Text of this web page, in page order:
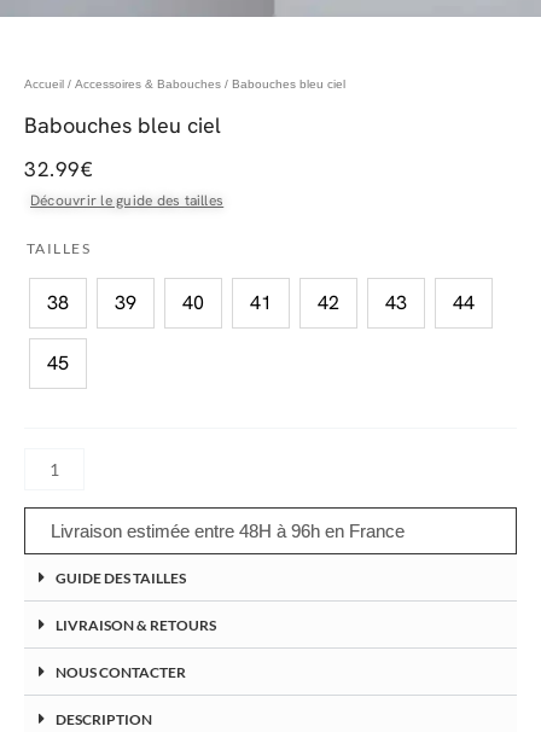
Accueil / Accessoires & Babouches / Babouches bleu ciel
Babouches bleu ciel
32.99€
Découvrir le guide des tailles
TAILLES
38 39 40 41 42 43 44
45
quantité
de
Babouches
bleu
ciel
Livraison estimée entre 48H à 96h en France
GUIDE DES TAILLES
LIVRAISON & RETOURS
NOUS CONTACTER
DESCRIPTION